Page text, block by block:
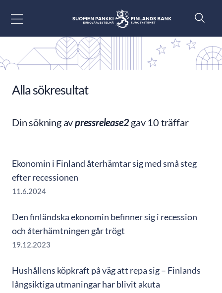
Alla sökresultat
Din sökning avpressrelease2gav 10 träffar
Ekonomin i Finland återhämtar sig med små steg
efter recessionen
11.6.2024
Den finländska ekonomin befinner sig i recession
och återhämtningen går trögt
19.12.2023
Hushållens köpkraft på väg att repa sig – Finlands
långsiktiga utmaningar har blivit akuta